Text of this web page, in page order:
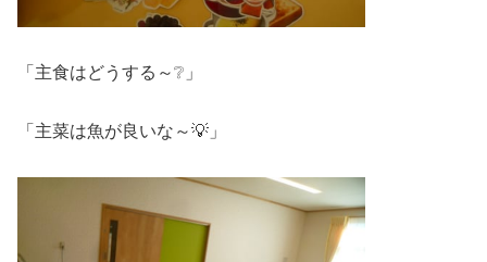
「主食はどうする～❔」
「主菜は魚が良いな～💡」